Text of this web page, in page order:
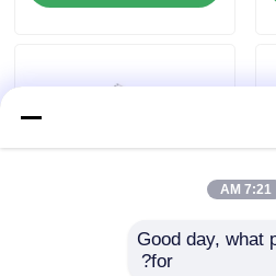
New Cummins Engine
7:21 AM
Good day, what
for?